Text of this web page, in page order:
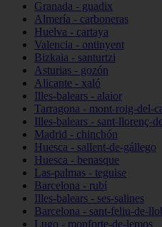
Granada - guadix
Almería - carboneras
Huelva - cartaya
Valencia - ontinyent
Bizkaia - santurtzi
Asturias - gozón
Alicante - xaló
Illes-balears - alaior
Tarragona - mont-roig-del-
Illes-balears - sant-llorenç-
Madrid - chinchón
Huesca - sallent-de-gállego
Huesca - benasque
Las-palmas - teguise
Barcelona - rubí
Illes-balears - ses-salines
Barcelona - sant-feliu-de-
Lugo - monforte-de-lemos